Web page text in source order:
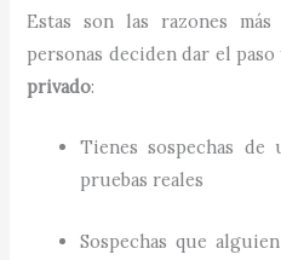
Estas son las razones
personas deciden dar el paso
privado:
Tienes sospechas de
pruebas reales
Sospechas que